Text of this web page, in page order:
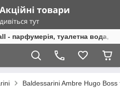
- парфумерія, туалетна вода,
Baldessarini Ambre Hugo Boss